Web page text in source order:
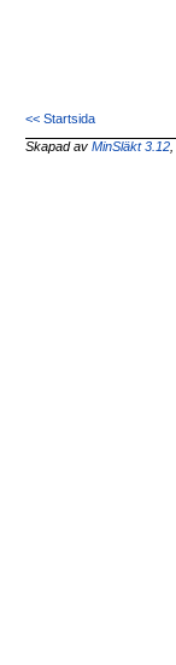
<< Startsida
Skapad avMinSläkt 3.12